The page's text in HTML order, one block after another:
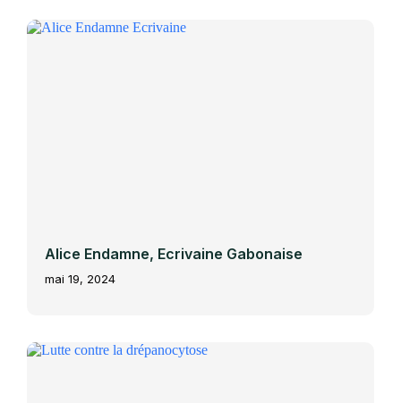
Alice Endamne, Ecrivaine Gabonaise
mai 19, 2024